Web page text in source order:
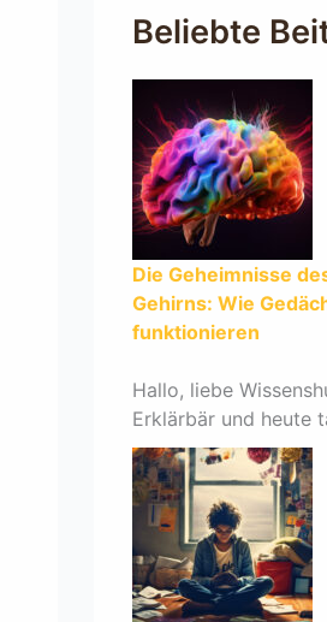
Beliebte
Die Geheimnisse
Gehirns: Wie
funktionieren
Hallo, liebe
Erklärbär und heute